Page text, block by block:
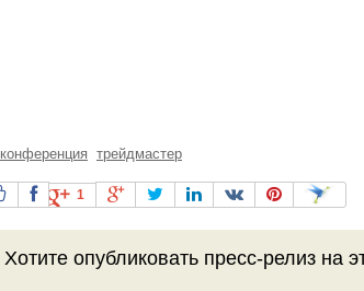
конференция трейдмастер
1
Хотите опубликовать пресс-релизна